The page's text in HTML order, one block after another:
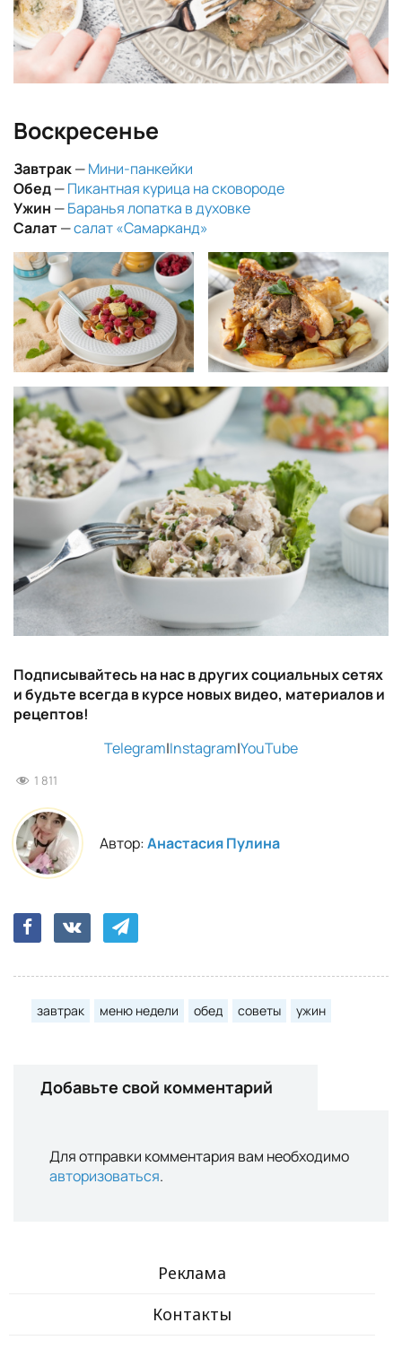
Воскресенье
Завтрак—Мини-панкейки
Обед—Пикантная курица на сковороде
Ужин —Баранья лопатка в духовке
Салат—салат «Самарканд»
Подписывайтесь на нас в других социальных сетях
и будьте всегда в курсе новых видео, материалов и
рецептов!
Telegram|Instagram|YouTube
1 811
Автор:Анастасия Пулина
завтрак меню недели обед советы ужин
Добавьте свой комментарий
Для отправки комментария вам необходимо
авторизоваться.
Реклама
Контакты